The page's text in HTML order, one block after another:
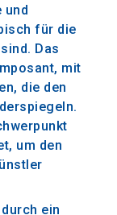
und
für die
Das
mit
die den
um den
ein